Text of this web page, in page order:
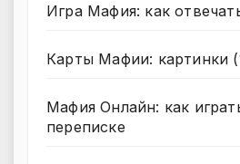
Игра Мафия: как
Карты Мафии: картинки
Мафия Онлайн: как
переписке